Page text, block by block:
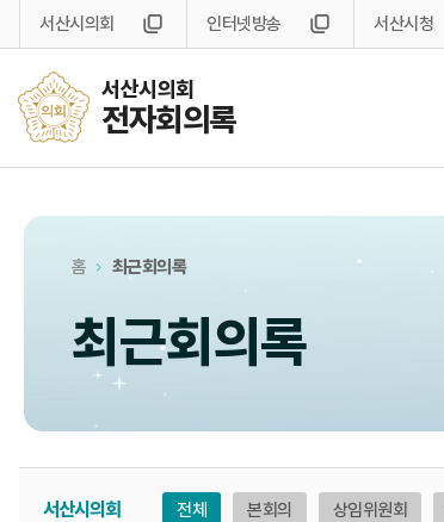
서산시의회
전자회의록
서산시의회 인터넷방송 서산시청
홈 최근회의록
최근회의록
서산시의회 전체 본회의 상임위원회